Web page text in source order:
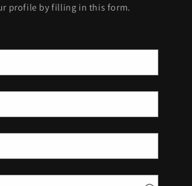
profile by filling in this form.